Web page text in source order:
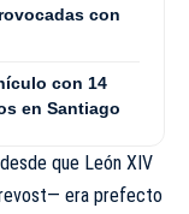
con
con 14
en Santiago
que León XIV
era prefecto